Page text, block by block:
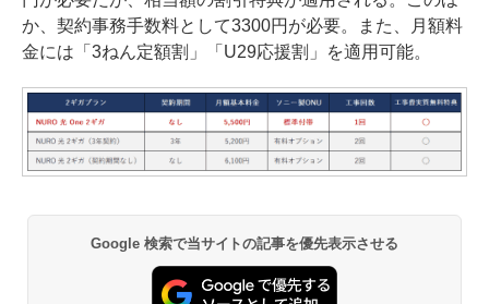
か、契約事務手数料として3300円が必要。また、月額料
金には「3ねん定額割」「U29応援割」を適用可能。
Google 検索で当サイトの記事を優先表示させる